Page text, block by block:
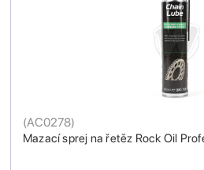
Mazací sprej na řetěz Rock Oil
(AC0278)